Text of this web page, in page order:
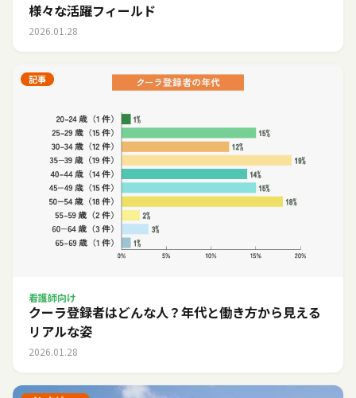
様々な活躍フィールド
2026.01.28
記事
看護師向け
クーラ登録者はどんな人？年代と働き方から見える
リアルな姿
2026.01.28